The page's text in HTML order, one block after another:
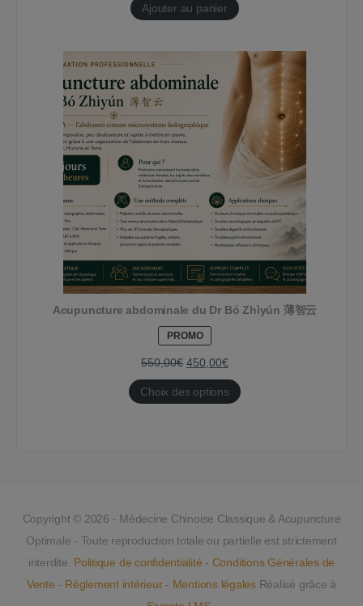
Ajouter au panier
Acupuncture abdominale du Dr Bó Zhìyún 薄智云
PROMOPRODUIT
EN
PROMOTION
550,00€ 450,00€
Choix des options
Copyright © 2026 - Médecine Chinoise Classique & Acupuncture
Optimale - Toute reproduction totale ou partielle est strictement
interdite. Politique de confidentialité - Conditions Générales de
Vente - Réglement intérieur- Mentions légalesRéalisé grâce à